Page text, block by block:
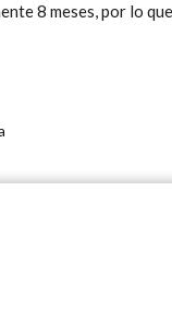
8 meses, por lo